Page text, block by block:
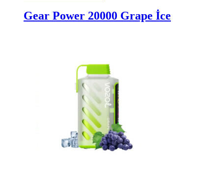
Gear Power 20000 Grape İce